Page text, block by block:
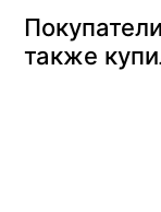
также